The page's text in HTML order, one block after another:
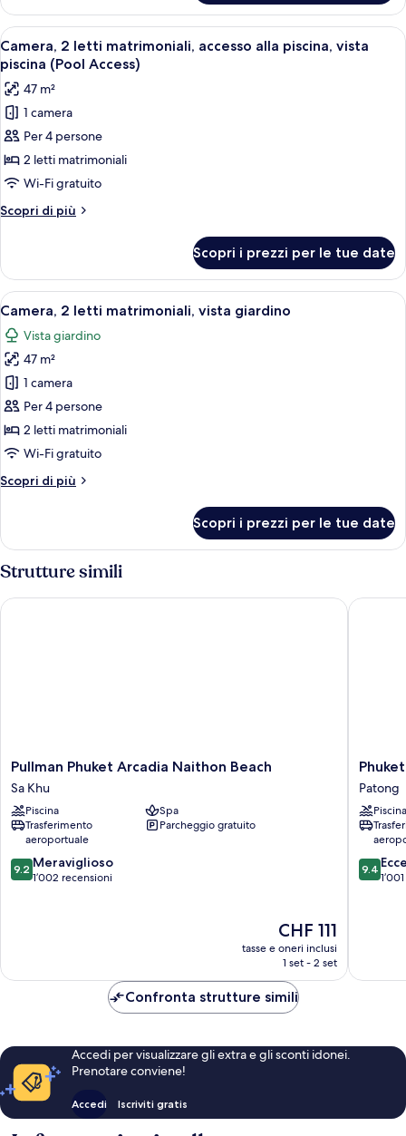
2
letti
matrimoniali,
vista
piscina
Apri
tutte
le
foto
per
Camera,
2
letti
matrimoniali,
accesso
piscina,
vista
piscina
(Pool
Access)
Camera d'albergo con due letti, una
6
Camera, 2 letti matrimoniali, accesso alla piscina, vista
piscina (Pool Access)
47 m²
1 camera
Per 4 persone
2 letti matrimoniali
Wi-Fi gratuito
Scopri di più
Altri
2
letti
matrimoniali,
alla
piscina,
vista
piscina
(Pool
Access)
Scopri i prezzi per le tue date
Apri
tutte
le
foto
per
Camera,
2
letti
matrimoniali,
vista
Camera d'albergo moderna con due
6
Camera, 2 letti matrimoniali, vista giardino
Vista giardino
47 m²
1 camera
Per 4 persone
2 letti matrimoniali
Wi-Fi gratuito
Scopri di più
Altri
2
matrimoniali,
giardino
Scopri i prezzi per le tue date
Strutture simili
Pullman
Phuket
Arcadia
Naithon
Beach
Khu
Pullman Phuket Arcadia Naithon Beach
Sa Khu
Piscina
Spa
Trasferimento
aeroportuale
Parcheggio gratuito
9.2
su
9.2 Meraviglioso
1’002 recensioni
Il
prezzo
attuale
CHF 111
CHF 111
tasse e oneri inclusi
1 set - 2 set
Pullman Phuket Arcadia Naithon Beach
Phuket
Marriott
Resort
&
Spa,
Merlin
Beach
Patong
Patong
Piscina
9.4
su
9.4
Phuket
Confronta strutture simili
Accedi per visualizzare gli extra e gli sconti idonei.
Prenotare conviene!
Accedi Iscriviti gratis